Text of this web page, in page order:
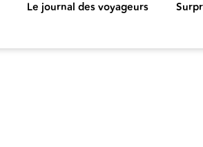
Le journal des voyageurs